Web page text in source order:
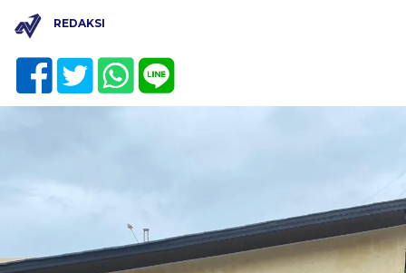
REDAKSI